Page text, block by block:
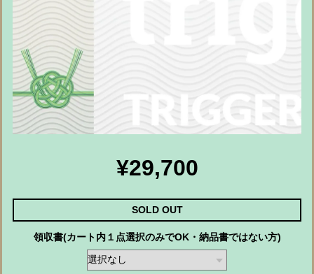
¥29,700
SOLD OUT
領収書(カート内１点選択のみでOK・納品書ではない方)